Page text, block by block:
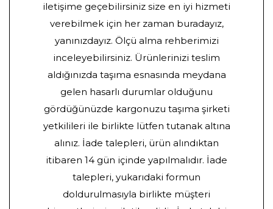
iletişime geçebilirsiniz size en iyi hizmeti
verebilmek için her zaman buradayız,
yanınızdayız. Ölçü alma rehberimizi
inceleyebilirsiniz. Ürünlerinizi teslim
aldığınızda taşıma esnasında meydana
gelen hasarlı durumlar olduğunu
gördüğünüzde kargonuzu taşıma şirketi
yetkilileri ile birlikte lütfen tutanak altına
alınız. İade talepleri, ürün alındıktan
itibaren 14 gün içinde yapılmalıdır. İade
talepleri, yukarıdaki formun
doldurulmasıyla birlikte müşteri